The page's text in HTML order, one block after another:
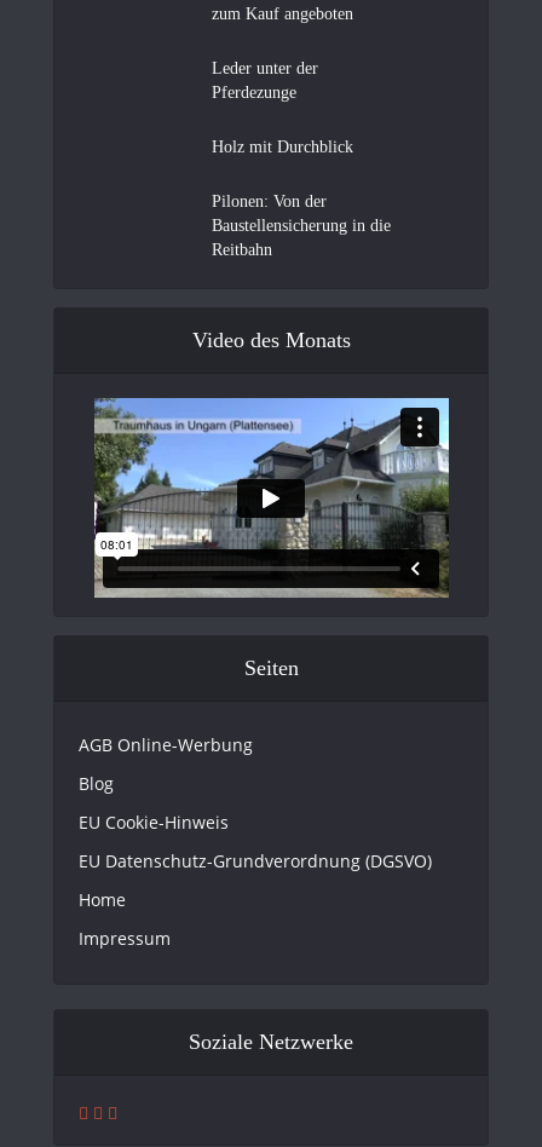
zum Kauf angeboten
Leder unter der
Pferdezunge
Holz mit Durchblick
Pilonen: Von der
Baustellensicherung in die
Reitbahn
Video des Monats
Seiten
AGB Online-Werbung
Blog
EU Cookie-Hinweis
EU Datenschutz-Grundverordnung (DGSVO)
Home
Impressum
Soziale Netzwerke